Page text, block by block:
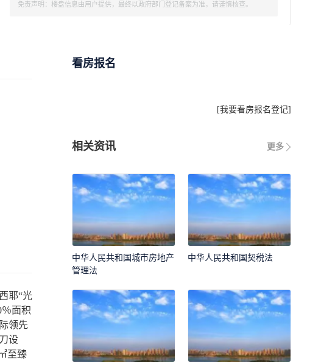
免责声明：楼盘信息由用户提供，最终以政府部门登记备案为准，请谨慎核查。
耶“光
面积
领先
设
至臻
看房报名
[我要看房报名登记]
更多
相关资讯
中华人民共和国城市房地产
管理法
中华人民共和国契税法